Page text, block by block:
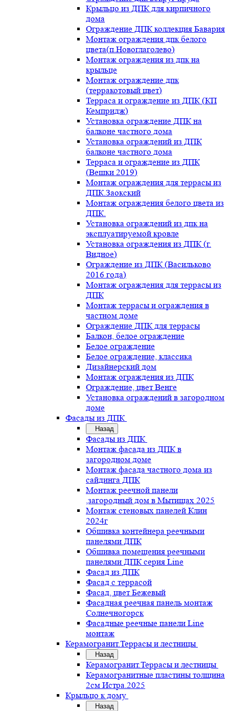
Крыльцо из ДПК для кирпичного
дома
Ограждение ДПК коллекция Бавария
Монтаж ограждения дпк белого
цвета(п.Новоглаголево)
Монтаж ограждения из дпк на
крыльце
Монтаж ограждение дпк
(терракотовый цвет)
Терраса и ограждение из ДПК (КП
Кемпридж)
Установка ограждение ДПК на
балконе частного дома
Установка ограждений из ДПК
балконе частного дома
Терраса и ограждение из ДПК
(Вешки 2019)
Монтаж ограждения для террасы из
ДПК.Заокский
Монтаж ограждения белого цвета из
ДПК.
Установка ограждений из дпк на
эксплуатируемой кровле
Установка ограждения из ДПК (г.
Видное)
Ограждение из ДПК (Васильково
2016 года)
Монтаж ограждения для террасы из
ДПК
Монтаж террасы и ограждения в
частном доме
Ограждение ДПК для террасы
Балкон, белое ограждение
Белое ограждение
Белое ограждение, классика
Дизайнерский дом
Монтаж ограждения из ДПК
Ограждение, цвет Венге
Установка ограждений в загородном
доме
Фасады из ДПК
Назад
Фасады из ДПК
Монтаж фасада из ДПК в
загородном доме
Монтаж фасада частного дома из
сайдинга ДПК
Монтаж реечной панели
,загородный дом в Мытищах 2025
Монтаж стеновых панелей Клин
2024г
Обшивка контейнера реечными
панелями ДПК
Обшивка помещения реечными
панелями ДПК серия Line
Фасад из ДПК
Фасад с террасой
Фасад, цвет Бежевый
Фасадная реечная панель монтаж
Солнечногорск
Фасадные реечные панели Line
монтаж
Керамогранит.Террасы и лестницы
Назад
Керамогранит.Террасы и лестницы
Керамогранитные пластины толщина
2см Истра.2025
Крыльцо к дому
Назад